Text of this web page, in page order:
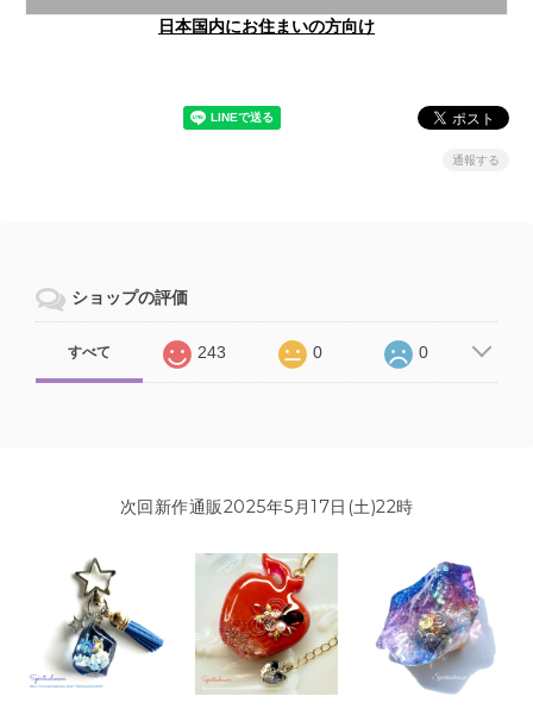
日本国内にお住まいの方向け
通報する
ショップの評価
すべて 243 0 0
次回新作通販2025年5月17日(土)22時